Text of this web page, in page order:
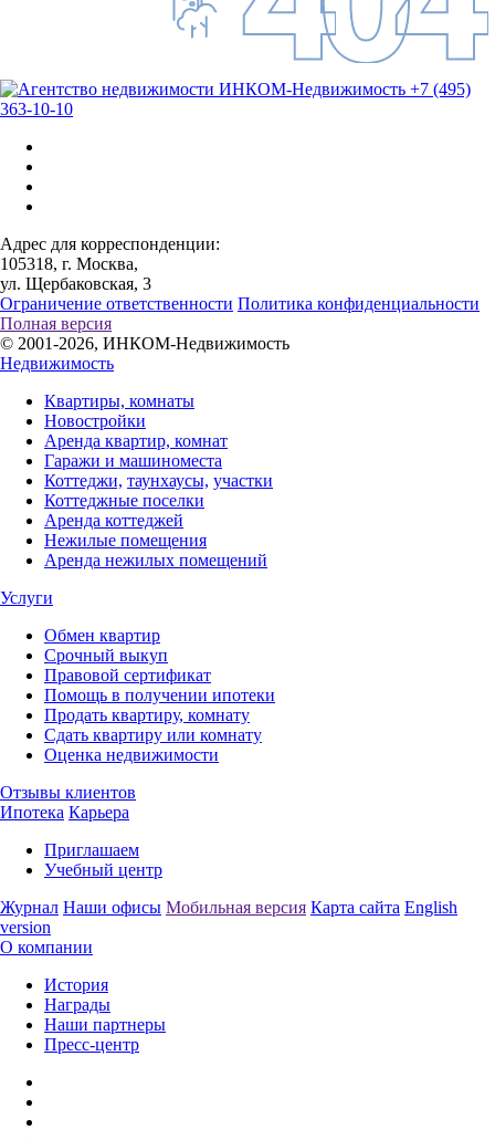
+7 (495)
363-10-10
Адрес для корреспонденции:
105318, г. Москва,
ул. Щербаковская, 3
Ограничение ответственности Политика конфиденциальности
Полная версия
© 2001-2026, ИНКОМ-Недвижимость
Недвижимость
Квартиры, комнаты
Новостройки
Аренда квартир, комнат
Гаражи и машиноместа
Коттеджи, таунхаусы, участки
Коттеджные поселки
Аренда коттеджей
Нежилые помещения
Аренда нежилых помещений
Услуги
Обмен квартир
Срочный выкуп
Правовой сертификат
Помощь в получении ипотеки
Продать квартиру, комнату
Сдать квартиру или комнату
Оценка недвижимости
Отзывы клиентов
Ипотека Карьера
Приглашаем
Учебный центр
Журнал Наши офисы Мобильная версия Карта сайта English
version
О компании
История
Награды
Наши партнеры
Пресс-центр